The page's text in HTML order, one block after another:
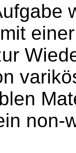
non-